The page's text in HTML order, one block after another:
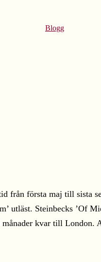
Blogg
från första maj till sista
utläst. Steinbecks ’Of
kvar till London.